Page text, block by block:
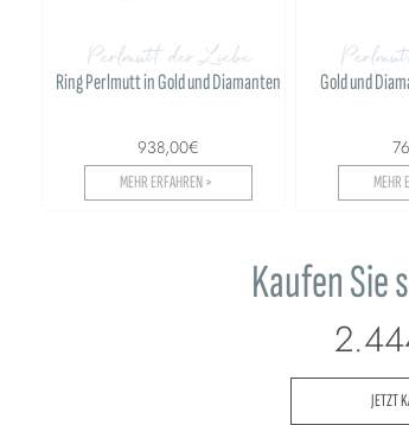
Perlmutt der Liebe
Ring Perlmutt in Gold und Diamanten
938,00€
MEHR ERFAHREN >
Gold und
MEHR
Kaufen Sie
JETZT